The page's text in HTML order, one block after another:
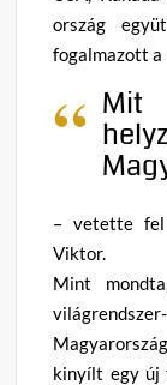
ország
fogalmazott a
Mit
– vetette fel
Viktor.
Mint
kinyílt egy új